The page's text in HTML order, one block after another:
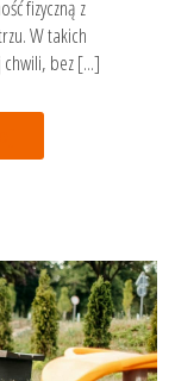
fizyczną z
W takich
chwili, bez [...]